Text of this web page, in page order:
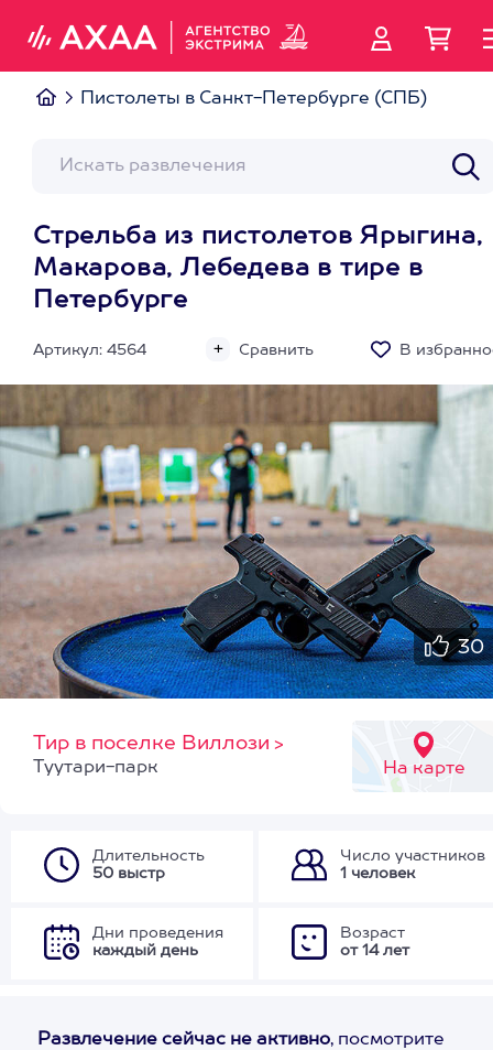
Пистолеты в Санкт-Петербурге (СПБ)
Стрельба из пистолетов Ярыгина,
Макарова, Лебедева в тире в
Петербурге
Артикул: 4564 Сравнить В
30
Тир в поселке Виллози >
На карте
Туутари-парк
Длительность
50 выстр
Число участников
1 человек
Дни проведения
каждый день
Возраст
от 14 лет
Развлечение сейчас не активно, посмотрите